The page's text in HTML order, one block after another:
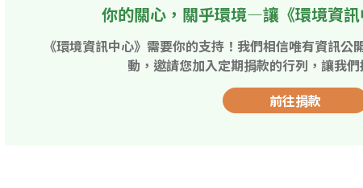
你的關心，關乎環境—讓《環境資
《環境資訊中心》需要你的支持！我們相信唯有資訊
動，邀請您加入定期捐款的行列，讓我
前往捐款